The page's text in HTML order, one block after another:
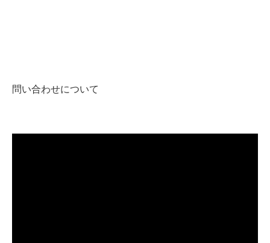
問い合わせについて